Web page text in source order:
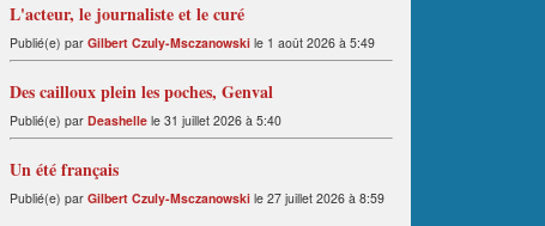
L'acteur, le journaliste et le curé
Publié(e) par Gilbert Czuly-Msczanowski le 1 août 2026 à 5:49
Des cailloux plein les poches, Genval
Publié(e) par Deashelle le 31 juillet 2026 à 5:40
Un été français
Publié(e) par Gilbert Czuly-Msczanowski le 27 juillet 2026 à 8:59